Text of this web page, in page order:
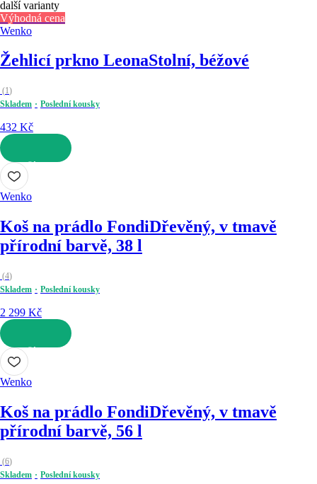
další varianty
Výhodná cena
Wenko
Žehlicí prkno LeonaStolní, béžové
(1)
Skladem
Poslední kousky
432 Kč
DO KOŠÍKU
Wenko
Koš na prádlo FondiDřevěný, v tmavě
přírodní barvě, 38 l
(4)
Skladem
Poslední kousky
2 299 Kč
DO KOŠÍKU
Wenko
Koš na prádlo FondiDřevěný, v tmavě
přírodní barvě, 56 l
(6)
Skladem
Poslední kousky